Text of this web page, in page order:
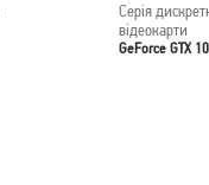
Серія
відеокарти
GeForce GTX